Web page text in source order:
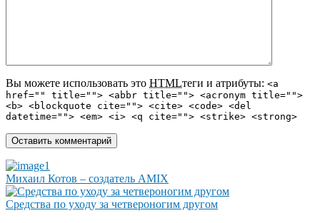
Вы можете использовать это HTMLтеги и атрибуты: <a
href="" title=""> <abbr title=""> <acronym title="">
<b> <blockquote cite=""> <cite> <code> <del
datetime=""> <em> <i> <q cite=""> <strike> <strong>
Михаил Котов – создатель AMIX
Средства по уходу за четвероногим другом